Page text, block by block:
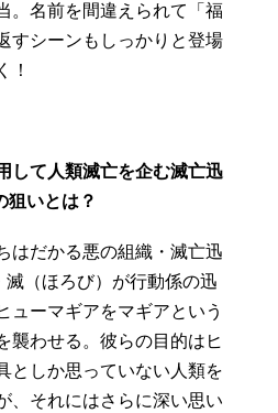
。名前を間違えられて「福
すシーンもしっかりと登場
！
して人類滅亡を企む滅亡迅
狙いとは？
はだかる悪の組織・滅亡迅
（ほろび）が行動係の迅
ューマギアをマギアという
襲わせる。彼らの目的はヒ
としか思っていない人類を
、それにはさらに深い思い